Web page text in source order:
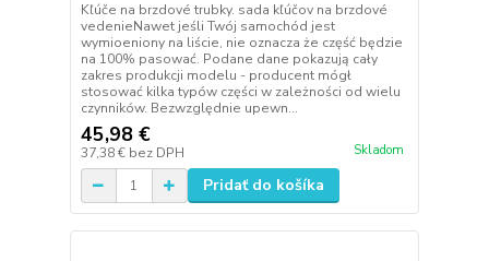
Kľúče na brzdové trubky. sada kľúčov na brzdové
vedenieNawet jeśli Twój samochód jest
wymioeniony na liście, nie oznacza że część będzie
na 100% pasować. Podane dane pokazują cały
zakres produkcji modelu - producent mógł
stosować kilka typów części w zależności od wielu
czynników. Bezwzględnie upewn...
45,98 €
37,38 € bez DPH Skladom
Pridať do košíka